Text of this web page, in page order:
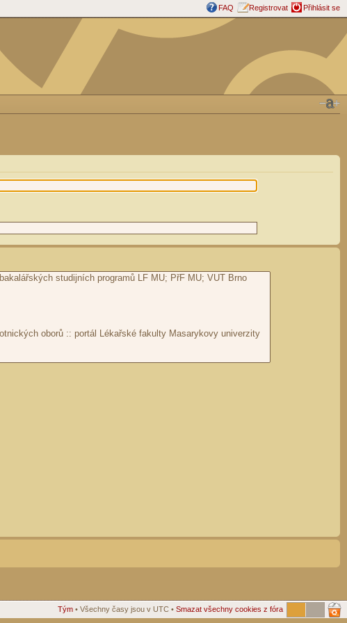
FAQ Registrovat Přihlásit se
Tým • Všechny časy jsou v UTC • Smazat všechny cookies z fóra